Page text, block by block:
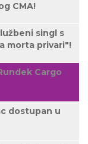
CMA!
singl s
morta privari"!
Cargo
dostupan u